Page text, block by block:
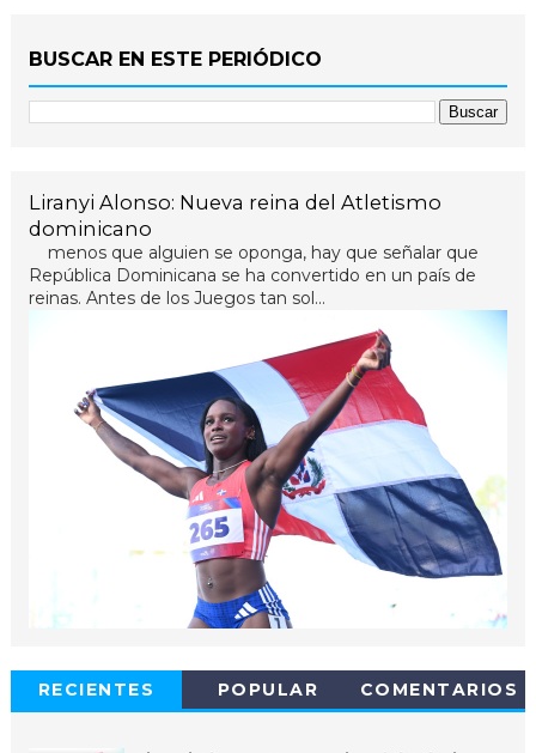
BUSCAR EN ESTE PERIÓDICO
Liranyi Alonso: Nueva reina del Atletismo
dominicano
menos que alguien se oponga, hay que señalar que
República Dominicana se ha convertido en un país de
reinas. Antes de los Juegos tan sol...
RECIENTES POPULAR COMENTARIOS